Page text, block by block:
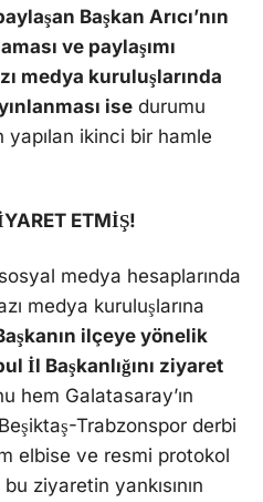
Başkan Arıcı’nın
ve paylaşımı
medya kuruluşlarında
ise durumu
yapılan ikinci bir hamle
ETMİŞ!
medya hesaplarında
medya kuruluşlarına
ilçeye yönelik
İl Başkanlığını ziyaret
hem Galatasaray’ın
Trabzonspor derbi
elbise ve resmi protokol
ziyaretin yankısının